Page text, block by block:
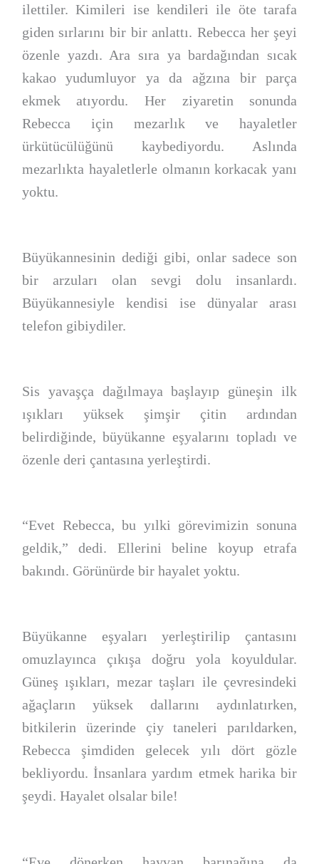
ilettiler. Kimileri ise kendileri ile öte tarafa
giden sırlarını bir bir anlattı. Rebecca her şeyi
özenle yazdı. Ara sıra ya bardağından sıcak
kakao yudumluyor ya da ağzına bir parça
ekmek atıyordu. Her ziyaretin sonunda
Rebecca için mezarlık ve hayaletler
ürkütücülüğünü kaybediyordu. Aslında
mezarlıkta hayaletlerle olmanın korkacak yanı
yoktu.
Büyükannesinin dediği gibi, onlar sadece son
bir arzuları olan sevgi dolu insanlardı.
Büyükannesiyle kendisi ise dünyalar arası
telefon gibiydiler.
Sis yavaşça dağılmaya başlayıp güneşin ilk
ışıkları yüksek şimşir çitin ardından
belirdiğinde, büyükanne eşyalarını topladı ve
özenle deri çantasına yerleştirdi.
“Evet Rebecca, bu yılki görevimizin sonuna
geldik,” dedi. Ellerini beline koyup etrafa
bakındı. Görünürde bir hayalet yoktu.
Büyükanne eşyaları yerleştirilip çantasını
omuzlayınca çıkışa doğru yola koyuldular.
Güneş ışıkları, mezar taşları ile çevresindeki
ağaçların yüksek dallarını aydınlatırken,
bitkilerin üzerinde çiy taneleri parıldarken,
Rebecca şimdiden gelecek yılı dört gözle
bekliyordu. İnsanlara yardım etmek harika bir
şeydi. Hayalet olsalar bile!